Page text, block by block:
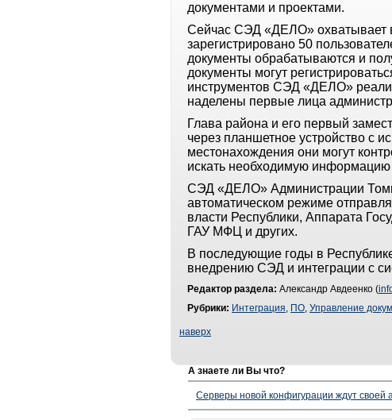
документами и проектами.
Сейчас СЭД «ДЕЛО» охватывает
зарегистрировано 50
документы обрабатываются и
документы могут
инструментов СЭД «ДЕЛО»
наделены первые лица
Глава района и его первый
через планшетное устройство с
местонахождения они могут
искать необходимую
СЭД «ДЕЛО» Администрации
автоматическом режиме
власти Республики, Аппарата
ГАУ МФЦ и других.
В последующие годы в
внедрению СЭД и интеграции с
Редактор раздела: Александр Авдеенко (
Рубрики: Интеграция, ПО, Управление
наверх
А знаете ли Вы что?
Серверы новой конфигурации ждут своей